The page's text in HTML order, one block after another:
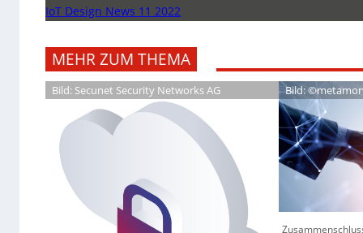
IoT Design News 11 2022
MEHR ZUM THEMA
Bild: Secunet Security Networks AG Bild: